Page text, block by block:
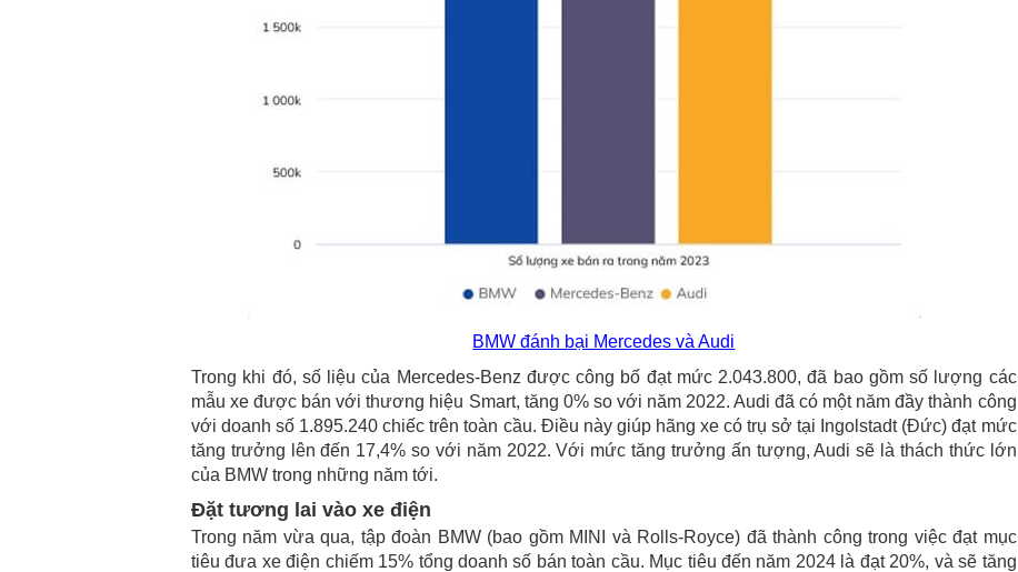
BMW đánh bại Mercedes và Audi
Trong khi đó, số liệu của Mercedes-Benz được công bố đạt mức 2.043.800, đã bao gồm số lượng các
mẫu xe được bán với thương hiệu Smart, tăng 0% so với năm 2022. Audi đã có một năm đầy thành công
với doanh số 1.895.240 chiếc trên toàn cầu. Điều này giúp hãng xe có trụ sở tại Ingolstadt (Đức) đạt mức
tăng trưởng lên đến 17,4% so với năm 2022. Với mức tăng trưởng ấn tượng, Audi sẽ là thách thức lớn
của BMW trong những năm tới.
Đặt tương lai vào xe điện
Trong năm vừa qua, tập đoàn BMW (bao gồm MINI và Rolls-Royce) đã thành công trong việc đạt mục
tiêu đưa xe điện chiếm 15% tổng doanh số bán toàn cầu. Mục tiêu đến năm 2024 là đạt 20%, và sẽ tăng